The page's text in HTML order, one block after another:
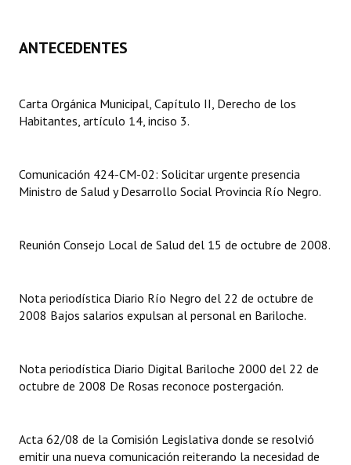
Constitución Provincial
Reglamento Interno
Organigrama
Informes de Gestión
Dictámenes Asesoría Letrada
Informes de Unidad Coordinadora
Actas de Audiencias Públicas
ANTECEDENTES
Carta Orgánica Municipal, Capítulo II, Derecho de los
Habitantes, artículo 14, inciso 3.
Comunicación 424-CM-02: Solicitar urgente presencia
Ministro de Salud y Desarrollo Social Provincia Río Negro.
Reunión Consejo Local de Salud del 15 de octubre de 2008.
Nota periodística Diario Río Negro del 22 de octubre de
2008 Bajos salarios expulsan al personal en Bariloche.
Nota periodística Diario Digital Bariloche 2000 del 22 de
octubre de 2008 De Rosas reconoce postergación.
Acta 62/08 de la Comisión Legislativa donde se resolvió
emitir una nueva comunicación reiterando la necesidad de